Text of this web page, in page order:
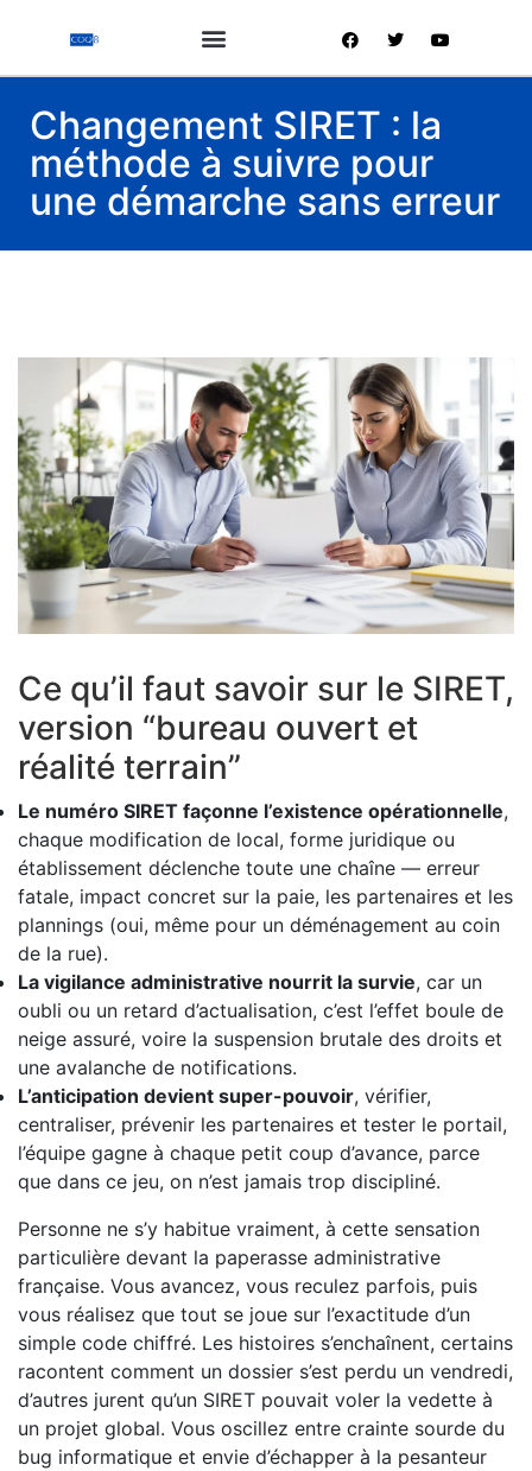
Changement SIRET : la
méthode à suivre pour
une démarche sans erreur
Ce qu’il faut savoir sur le SIRET,
version “bureau ouvert et
réalité terrain”
Le numéro SIRET façonne l’existence opérationnelle,
chaque modification de local, forme juridique ou
établissement déclenche toute une chaîne — erreur
fatale, impact concret sur la paie, les partenaires et les
plannings (oui, même pour un déménagement au coin
de la rue).
La vigilance administrative nourrit la survie, car un
oubli ou un retard d’actualisation, c’est l’effet boule de
neige assuré, voire la suspension brutale des droits et
une avalanche de notifications.
L’anticipation devient super-pouvoir, vérifier,
centraliser, prévenir les partenaires et tester le portail,
l’équipe gagne à chaque petit coup d’avance, parce
que dans ce jeu, on n’est jamais trop discipliné.
Personne ne s’y habitue vraiment, à cette sensation
particulière devant la paperasse administrative
française. Vous avancez, vous reculez parfois, puis
vous réalisez que tout se joue sur l’exactitude d’un
simple code chiffré. Les histoires s’enchaînent, certains
racontent comment un dossier s’est perdu un vendredi,
d’autres jurent qu’un SIRET pouvait voler la vedette à
un projet global. Vous oscillez entre crainte sourde du
bug informatique et envie d’échapper à la pesanteur